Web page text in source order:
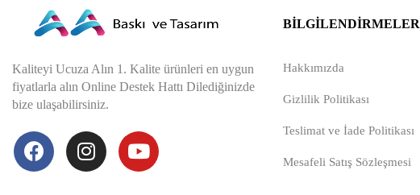
Kaliteyi Ucuza Alın 1. Kalite ürünleri en uygun
fiyatlarla alın Online Destek Hattı Dilediğinizde
bize ulaşabilirsiniz.
BILGILENDIRMELER
Hakkımızda
Gizlilik Politikası
Teslimat ve İade Politikası
Mesafeli Satış Sözleşmesi